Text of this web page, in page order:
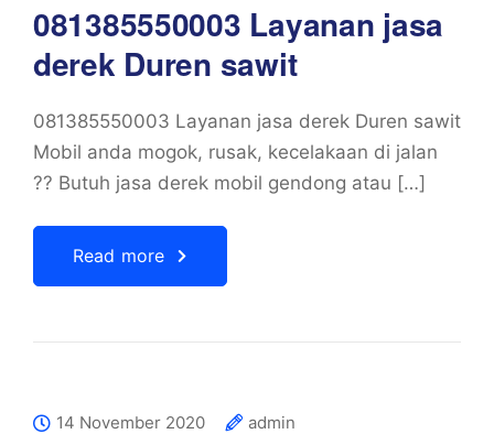
081385550003 Layanan jasa
derek Duren sawit
081385550003 Layanan jasa derek Duren sawit
Mobil anda mogok, rusak, kecelakaan di jalan
?? Butuh jasa derek mobil gendong atau […]
Read more
14 November 2020
admin